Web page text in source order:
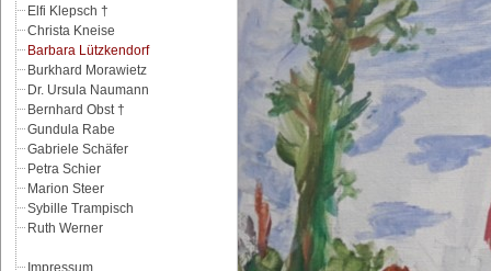
Elfi Klepsch †
Christa Kneise
Barbara Lützkendorf
Burkhard Morawietz
Dr. Ursula Naumann
Bernhard Obst †
Gundula Rabe
Gabriele Schäfer
Petra Schier
Marion Steer
Sybille Trampisch
Ruth Werner
Impressum